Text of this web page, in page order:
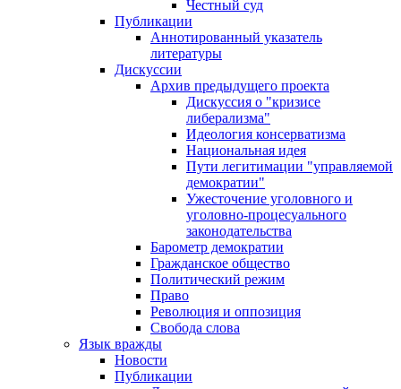
Честный суд
Публикации
Аннотированный указатель
литературы
Дискуссии
Архив предыдущего проекта
Дискуссия о "кризисе
либерализма"
Идеология консерватизма
Национальная идея
Пути легитимации "управляемой
демократии"
Ужесточение уголовного и
уголовно-процесуального
законодательства
Барометр демократии
Гражданское общество
Политический режим
Право
Революция и оппозиция
Свобода слова
Язык вражды
Новости
Публикации